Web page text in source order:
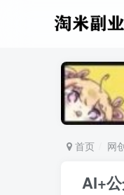
首页 网
AI+